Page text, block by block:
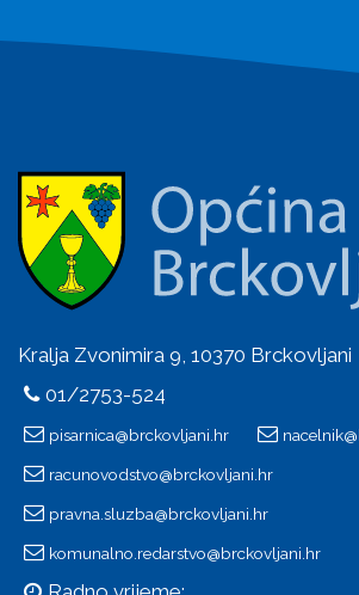
Kralja Zvonimira 9, 10370 Brckovljani
01/2753-524
pisarnica@brckovljani.hr
racunovodstvo@brckovljani.hr
pravna.sluzba@brckovljani.hr
komunalno.redarstvo@brckovljani.hr